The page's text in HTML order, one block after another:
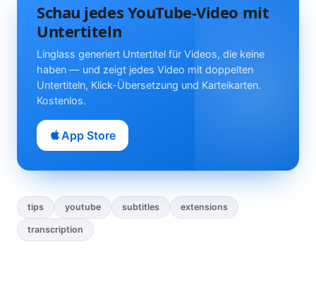
Schau jedes YouTube-Video mit
Untertiteln
Linglass generiert Untertitel für Videos, die keine
haben — und zeigt jedes Video mit doppelten
Untertiteln, Klick-Übersetzung und Karteikarten.
Kostenlos.
App Store
tips youtube subtitles extensions
transcription